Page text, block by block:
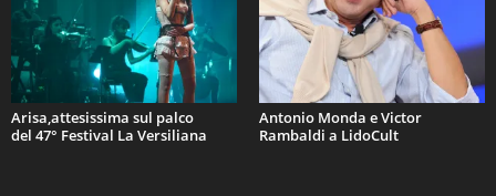
Arisa,attesissima sul palco
del 47° Festival La Versiliana
Antonio Monda e Victor
Rambaldi a LidoCult